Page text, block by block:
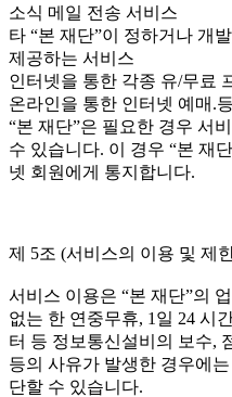
소식 메일 전송 서비스
타 “본 재단”이 정하거나 개
제공하는 서비스
인터넷을 통한 각종 유/무료
온라인을 통한 인터넷 예매.
“본 재단”은 필요한 경우 서
수 있습니다. 이 경우 “본 재
넷 회원에게 통지합니다.
제 5조 (서비스의 이용 및 제
서비스 이용은 “본 재단”의
없는 한 연중무휴, 1일 24 시
터 등 정보통신설비의 보수,
등의 사유가 발생한 경우에
단할 수 있습니다.